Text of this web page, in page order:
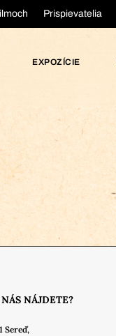
Prispievatelia
EXPOZÍCIE
NÁJDETE?
Sereď,